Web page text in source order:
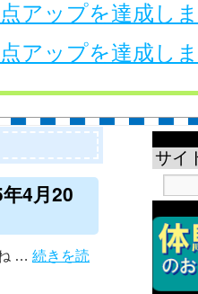
アップを達成しま
アップを達成しま
4月20
… 続きを読
サイ